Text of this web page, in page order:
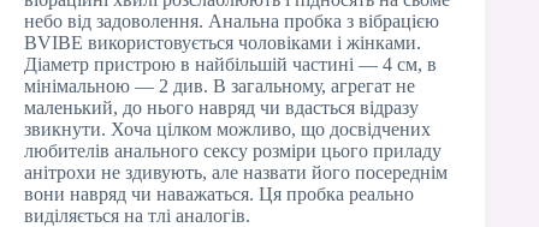
небо від задоволення. Анальна пробка з вібрацією
BVIBE використовується чоловіками і жінками.
Діаметр пристрою в найбільшій частині — 4 см, в
мінімальною — 2 див. В загальному, агрегат не
маленький, до нього навряд чи вдасться відразу
звикнути. Хоча цілком можливо, що досвідчених
любителів анального сексу розміри цього приладу
анітрохи не здивують, але назвати його посереднім
вони навряд чи наважаться. Ця пробка реально
виділяється на тлі аналогів.